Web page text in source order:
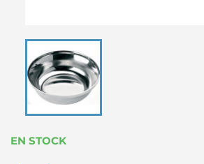
EN STOCK